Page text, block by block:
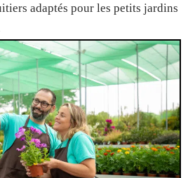
adaptés pour les petits jardins